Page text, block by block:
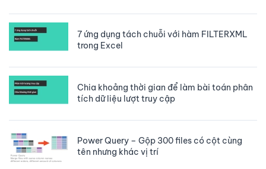
7 ứng dụng tách chuỗi với hàm FILTERXML
trong Excel
Chia khoảng thời gian để làm bài toán phân
tích dữ liệu lượt truy cập
Power Query – Gộp 300 files có cột cùng
tên nhưng khác vị trí